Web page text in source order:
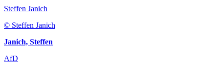
Steffen Janich
© Steffen Janich
Janich, Steffen
AfD